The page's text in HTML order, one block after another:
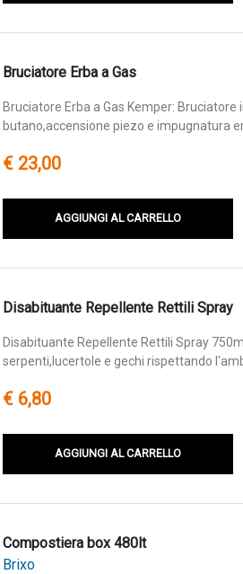
Bruciatore Erba a Gas
Bruciatore Erba a Gas Kemper:
butano,accensione piezo e impugnatura
€ 23,00
AGGIUNGI AL CARRELLO
Disabituante Repellente Rettili Spray
Disabituante Repellente Rettili Spray
serpenti,lucertole e gechi rispettando
€ 6,80
AGGIUNGI AL CARRELLO
Compostiera box 480lt
Brixo